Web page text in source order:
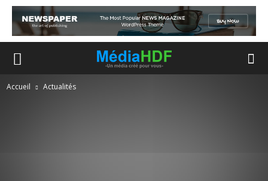
Accueil Actualités